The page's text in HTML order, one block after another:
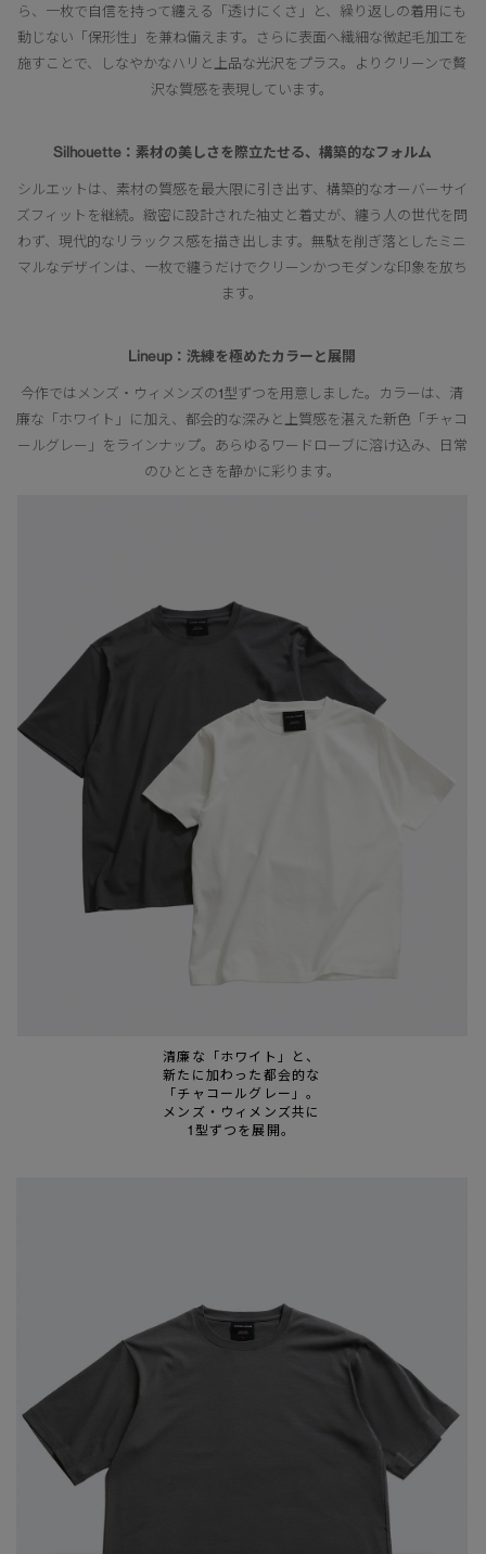
ら、一枚で自信を持って纏える「透けにくさ」と、繰り返しの着用にも
動じない「保形性」を兼ね備えます。さらに表面へ繊細な微起毛加工を
施すことで、しなやかなハリと上品な光沢をプラス。よりクリーンで贅
沢な質感を表現しています。
Silhouette：素材の美しさを際立たせる、構築的なフォルム
シルエットは、素材の質感を最大限に引き出す、構築的なオーバーサイ
ズフィットを継続。緻密に設計された袖丈と着丈が、纏う人の世代を問
わず、現代的なリラックス感を描き出します。無駄を削ぎ落としたミニ
マルなデザインは、一枚で纏うだけでクリーンかつモダンな印象を放ち
ます。
Lineup：洗練を極めたカラーと展開
今作ではメンズ・ウィメンズの1型ずつを用意しました。カラーは、清
廉な「ホワイト」に加え、都会的な深みと上質感を湛えた新色「チャコ
ールグレー」をラインナップ。あらゆるワードローブに溶け込み、日常
のひとときを静かに彩ります。
清廉な「ホワイト」と、
新たに加わった都会的な
「チャコールグレー」。
メンズ・ウィメンズ共に
1型ずつを展開。